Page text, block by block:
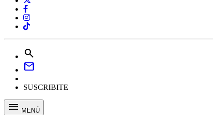
search
mail
SUSCRIBITE
menu MENÚ